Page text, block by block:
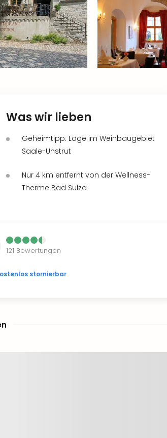
Was wir lieben
Geheimtipp: Lage im Weinbaugebiet
Saale-Unstrut
Nur 4 km entfernt von der Wellness-
Therme Bad Sulza
121 Bewertungen
stornierbar